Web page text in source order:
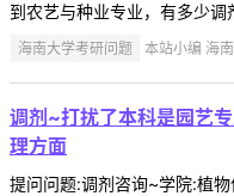
到农艺与种业专业，有多少
海南大学考研问题 本站小编 海
调剂~打扰了本科是园艺
理方面
提问问题:调剂咨询~学院:植